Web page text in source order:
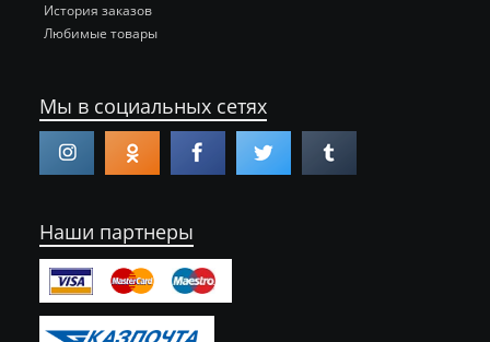
История заказов
Любимые товары
Мы в социальных сетях
Наши партнеры